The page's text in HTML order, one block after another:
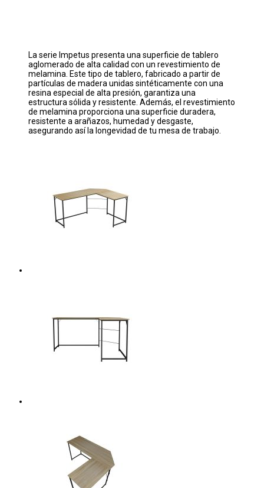
La serie Impetus presenta una superficie de tablero
aglomerado de alta calidad con un revestimiento de
melamina. Este tipo de tablero, fabricado a partir de
partículas de madera unidas sintéticamente con una
resina especial de alta presión, garantiza una
estructura sólida y resistente. Además, el revestimiento
de melamina proporciona una superficie duradera,
resistente a arañazos, humedad y desgaste,
asegurando así la longevidad de tu mesa de trabajo.